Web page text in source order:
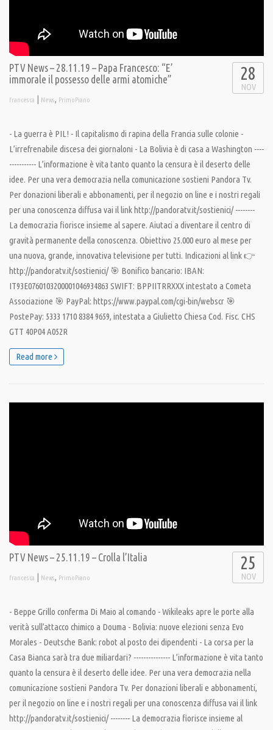
PTV News – 28.11.19 – Papa Francesco: “E’
immorale il possesso delle armi atomiche”
francesca | News, PrimoPiano
28
NOV
- La guerra è PIL! - Il capitalismo di rapina della Francia sulle colonie -
L’irrefrenabile discesa dei giornaloni - La Bolivia è di casa a Washington ----
----------- L’informazione è vita tanto quanto la censura è il deserto delle
idee. Per una vera democrazia nella comunicazione sostieni Pandora Tv.
Per donazioni liberali e abbonamenti, per il negozio on line e i nostri regali
per una conoscenza diffusa vai il link http://pandoratv.it/sostienici/ --------
La democrazia fiorisce insieme al sapere. Aiutaci a diventare il centro di
gravità permanente della conoscenza. Obiettivo 25.000 euro al mese per
una nuova, grande, innovativa televisione per tutti. Indicazioni al link 👉
http://pandoratv.it/sostienici/ 🎯 Bonifico bancario: IBAN:
IT93E0760103200001046934863 SWIFT: BPPIITRRXXX intestato a Cometa
Associazione 🎯 PayPal: https://www.paypal.com/cgi-bin/webscr 🎯
PostePay: 5333 1710 8384 9659, intestata a Giulietto Chiesa Cod. Fisc. CHS
GTT 40P04 A052R
Read more
PTV News – 25.11.19 – Crolla l’Italia
francesca | News, PrimoPiano
25
NOV
- Beppe Grillo conferma Di Maio al comando - Wikileaks apre le porte alla
verità sull’attacco chimico a Douma - Bolivia: nuove elezioni senza Evo
Morales - Deutsche Bank: robot al posto dei dipendenti - La corsa per la
Casa Bianca sarà tra due miliardari? --------------- L’informazione è vita tanto
quanto la censura è il deserto delle idee. Per una vera democrazia nella
comunicazione sostieni Pandora Tv. Per donazioni liberali e abbonamenti,
per il negozio on line e i nostri regali per una conoscenza diffusa vai il link
http://pandoratv.it/sostienici/ -------- La democrazia fiorisce insieme al